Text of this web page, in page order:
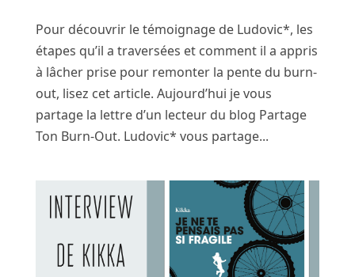
Pour découvrir le témoignage de Ludovic*, les
étapes qu’il a traversées et comment il a appris
à lâcher prise pour remonter la pente du burn-
out, lisez cet article. Aujourd’hui je vous
partage la lettre d’un lecteur du blog Partage
Ton Burn-Out. Ludovic* vous partage...